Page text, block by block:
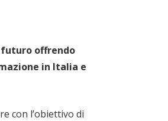
offrendo
in Italia e
con l’obiettivo di